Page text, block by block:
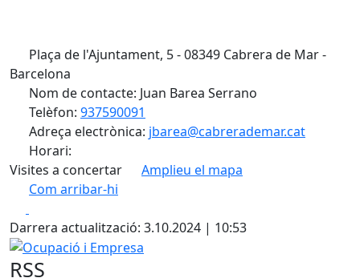
Plaça de l'Ajuntament, 5 - 08349 Cabrera de Mar -
Barcelona
Nom de contacte: Juan Barea Serrano
Telèfon: 937590091
Adreça electrònica: jbarea@cabrerademar.cat
Horari:
Visites a concertar
Amplieu el mapa
Com arribar-hi
+
−
Darrera actualització: 3.10.2024 | 10:53
Ocupació i Empresa
RSS